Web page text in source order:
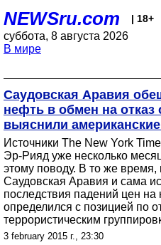
NEWSru.com | 18+
суббота, 8 августа 2026
В мире
Саудовская Аравия
нефть в обмен на отказ
выяснили
Источники The New York
Эр-Рияд уже несколько
этому поводу. В то же
Саудовская Аравия и сама
последствия падений цен
определился с позицией по
террористическим
3 february 2015 г., 23:30